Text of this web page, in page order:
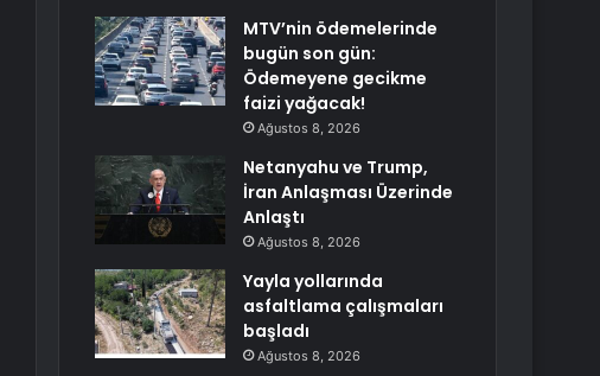
MTV’nin ödemelerinde
bugün son gün:
Ödemeyene gecikme
faizi yağacak!
Ağustos 8, 2026
Netanyahu ve Trump,
İran Anlaşması Üzerinde
Anlaştı
Ağustos 8, 2026
Yayla yollarında
asfaltlama çalışmaları
başladı
Ağustos 8, 2026